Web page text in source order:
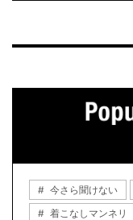
今さら聞けない
着こなしマンネリ